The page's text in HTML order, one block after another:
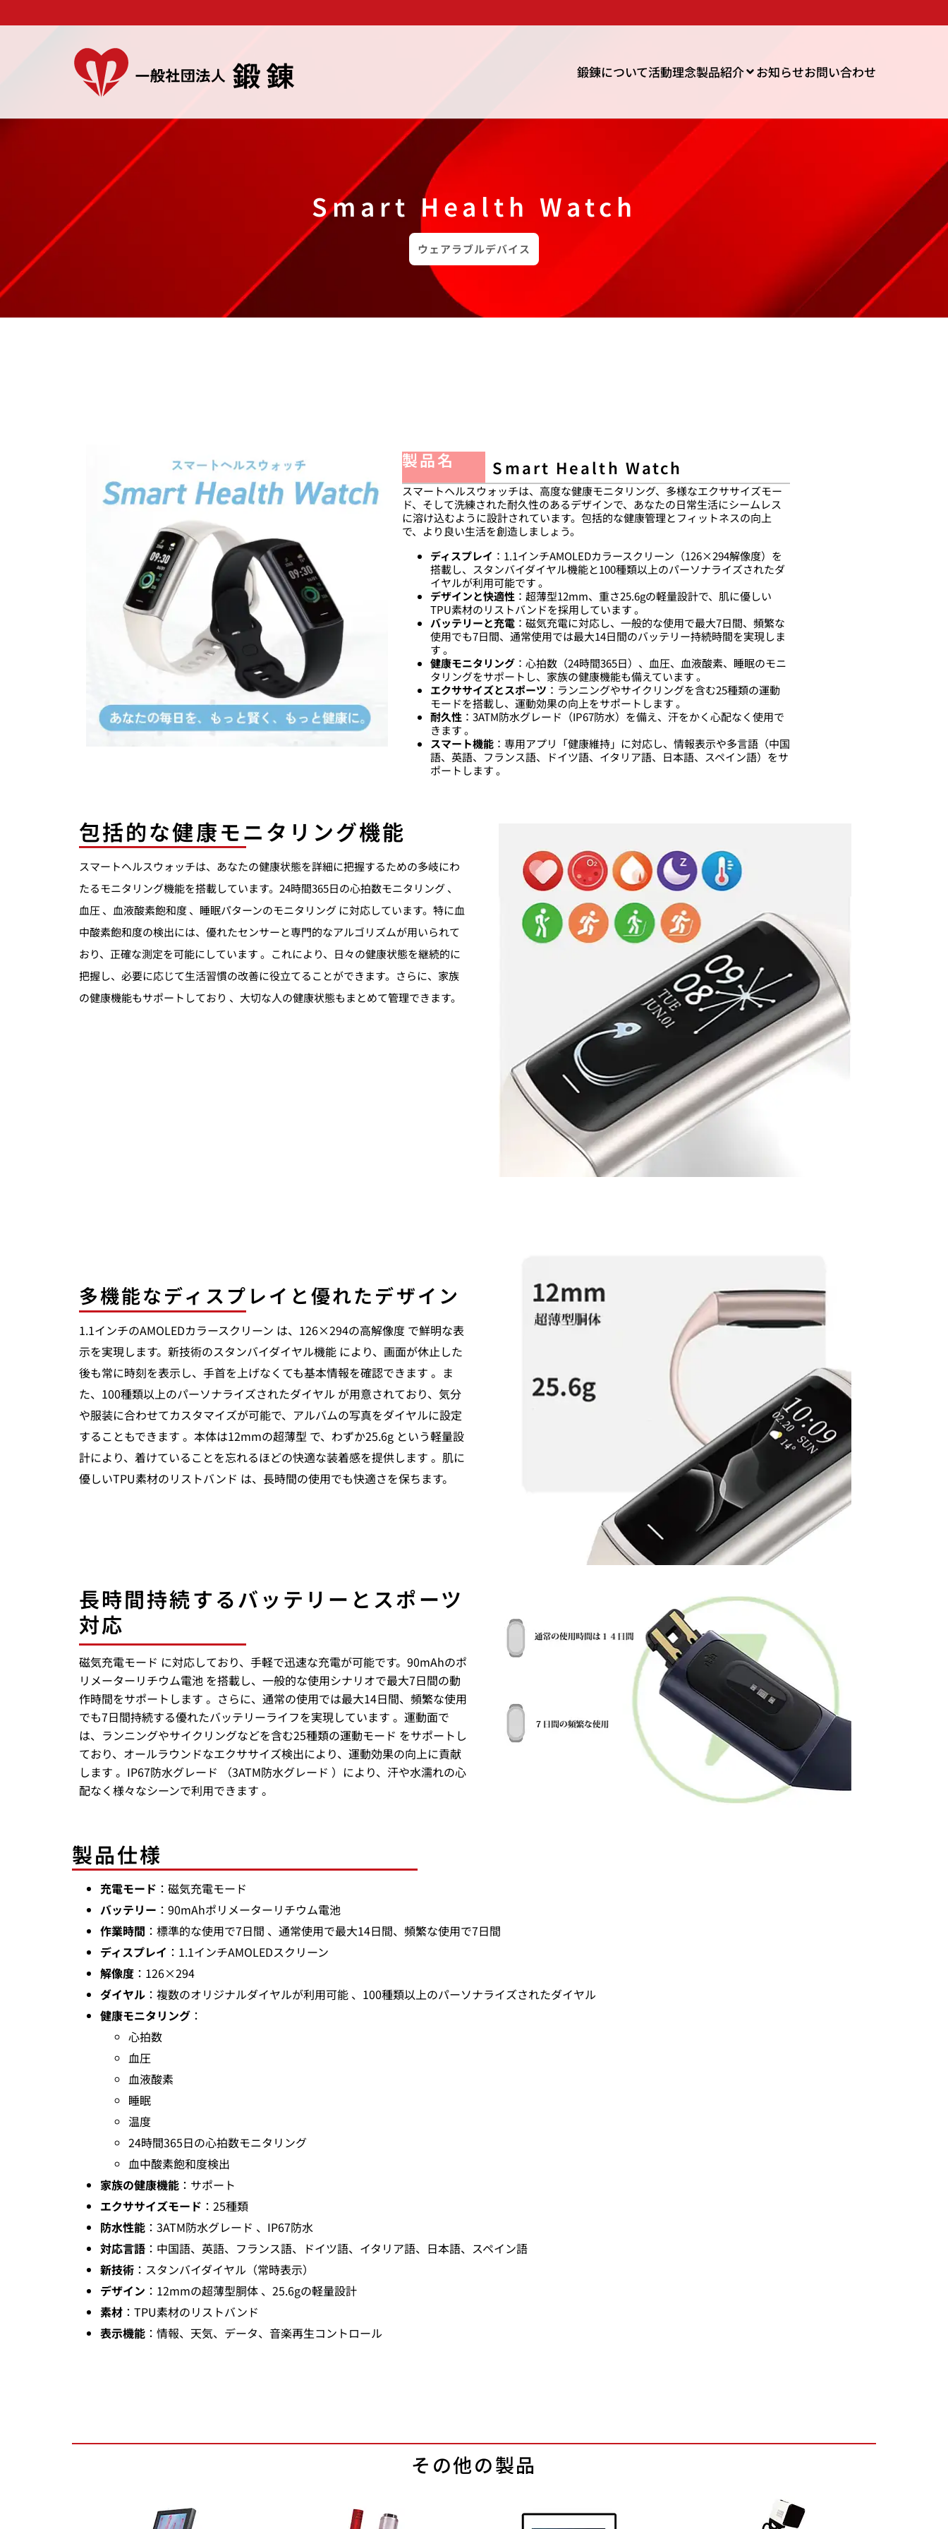
鍛錬について活動理念製品紹介 お知らせお問い合わせ
Smart Health Watch
ウェアラブルデバイス
製品名 Smart Health Watch
スマートヘルスウォッチは、高度な健康モニタリング、多様なエクササイズモー
ド、そして洗練された耐久性のあるデザインで、あなたの日常生活にシームレス
に溶け込むように設計されています。包括的な健康管理とフィットネスの向上
で、より良い生活を創造しましょう。
ディスプレイ ：1.1インチAMOLEDカラースクリーン（126×294解像度）を
搭載し、スタンバイダイヤル機能と100種類以上のパーソナライズされたダ
イヤルが利用可能です 。
デザインと快適性 ：超薄型12mm、重さ25.6gの軽量設計で、肌に優しい
TPU素材のリストバンドを採用しています 。
バッテリーと充電 ：磁気充電に対応し、一般的な使用で最大7日間、頻繁な
使用でも7日間、通常使用では最大14日間のバッテリー持続時間を実現しま
す 。
健康モニタリング ：心拍数（24時間365日）、血圧、血液酸素、睡眠のモニ
タリングをサポートし、家族の健康機能も備えています 。
エクササイズとスポーツ ：ランニングやサイクリングを含む25種類の運動
モードを搭載し、運動効果の向上をサポートします 。
耐久性 ：3ATM防水グレード（IP67防水）を備え、汗をかく心配なく使用で
きます 。
スマート機能 ：専用アプリ「健康維持」に対応し、情報表示や多言語（中国
語、英語、フランス語、ドイツ語、イタリア語、日本語、スペイン語）をサ
ポートします 。
包括的な健康モニタリング機能
スマートヘルスウォッチは、あなたの健康状態を詳細に把握するための多岐にわ
たるモニタリング機能を搭載しています。24時間365日の心拍数モニタリング 、
血圧 、血液酸素飽和度 、睡眠パターンのモニタリング に対応しています。特に血
中酸素飽和度の検出には、優れたセンサーと専門的なアルゴリズムが用いられて
おり、正確な測定を可能にしています 。これにより、日々の健康状態を継続的に
把握し、必要に応じて生活習慣の改善に役立てることができます。さらに、家族
の健康機能もサポートしており 、大切な人の健康状態もまとめて管理できます。
多機能なディスプレイと優れたデザイン
1.1インチのAMOLEDカラースクリーン は、126×294の高解像度 で鮮明な表
示を実現します。新技術のスタンバイダイヤル機能 により、画面が休止した
後も常に時刻を表示し、手首を上げなくても基本情報を確認できます 。ま
た、100種類以上のパーソナライズされたダイヤル が用意されており、気分
や服装に合わせてカスタマイズが可能で、アルバムの写真をダイヤルに設定
することもできます 。本体は12mmの超薄型 で、わずか25.6g という軽量設
計により、着けていることを忘れるほどの快適な装着感を提供します 。肌に
優しいTPU素材のリストバンド は、長時間の使用でも快適さを保ちます。
長時間持続するバッテリーとスポーツ
対応
磁気充電モード に対応しており、手軽で迅速な充電が可能です。90mAhのポ
リメーターリチウム電池 を搭載し、一般的な使用シナリオで最大7日間の動
作時間をサポートします 。さらに、通常の使用では最大14日間、頻繁な使用
でも7日間持続する優れたバッテリーライフを実現しています 。運動面で
は、ランニングやサイクリングなどを含む25種類の運動モード をサポートし
ており、オールラウンドなエクササイズ検出により、運動効果の向上に貢献
します 。IP67防水グレード （3ATM防水グレード ）により、汗や水濡れの心
配なく様々なシーンで利用できます 。
製品仕様
充電モード ：磁気充電モード
バッテリー ：90mAhポリメーターリチウム電池
作業時間 ：標準的な使用で7日間 、通常使用で最大14日間、頻繁な使用で7日間
ディスプレイ ：1.1インチAMOLEDスクリーン
解像度 ：126×294
ダイヤル ：複数のオリジナルダイヤルが利用可能 、100種類以上のパーソナライズされたダイヤル
健康モニタリング ：
心拍数
血圧
血液酸素
睡眠
温度
24時間365日の心拍数モニタリング
血中酸素飽和度検出
家族の健康機能 ：サポート
エクササイズモード ：25種類
防水性能 ：3ATM防水グレード 、IP67防水
対応言語 ：中国語、英語、フランス語、ドイツ語、イタリア語、日本語、スペイン語
新技術 ：スタンバイダイヤル（常時表示）
デザイン ：12mmの超薄型胴体 、25.6gの軽量設計
素材 ：TPU素材のリストバンド
表示機能 ：情報、天気、データ、音楽再生コントロール
その他の製品